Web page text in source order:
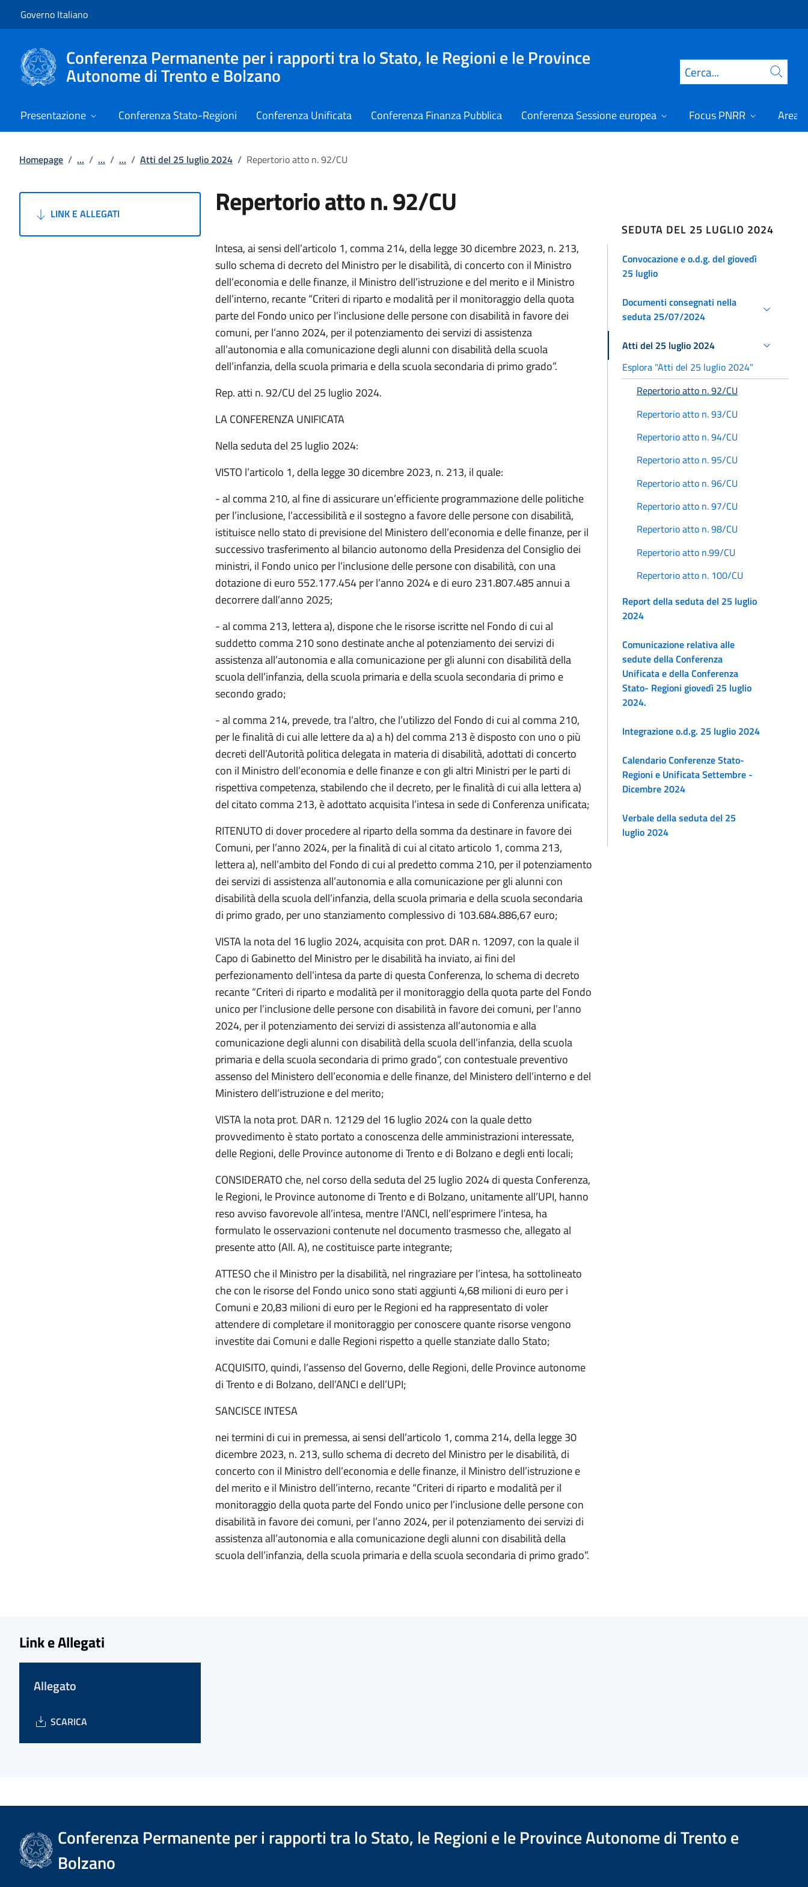
Governo Italiano
Conferenza Permanente per i rapporti tra lo Stato, le Regioni e le Province
Autonome di Trento e Bolzano Cerca
Presentazione Conferenza Stato-Regioni Conferenza Unificata Conferenza Finanza Pubblica Conferenza Sessione europea Focus PNRR Area
Homepage / ... / ... / ... / Atti del 25 luglio 2024 / Repertorio atto n. 92/CU
LINK E ALLEGATI Repertorio atto n. 92/CU
Intesa, ai sensi dell’articolo 1, comma 214, della legge 30 dicembre 2023, n. 213,
sullo schema di decreto del Ministro per le disabilità, di concerto con il Ministro
dell’economia e delle finanze, il Ministro dell’istruzione e del merito e il Ministro
dell’interno, recante “Criteri di riparto e modalità per il monitoraggio della quota
parte del Fondo unico per l’inclusione delle persone con disabilità in favore dei
comuni, per l’anno 2024, per il potenziamento dei servizi di assistenza
all’autonomia e alla comunicazione degli alunni con disabilità della scuola
dell’infanzia, della scuola primaria e della scuola secondaria di primo grado”.
Rep. atti n. 92/CU del 25 luglio 2024.
LA CONFERENZA UNIFICATA
Nella seduta del 25 luglio 2024:
VISTO l’articolo 1, della legge 30 dicembre 2023, n. 213, il quale:
- al comma 210, al fine di assicurare un’efficiente programmazione delle politiche
per l’inclusione, l’accessibilità e il sostegno a favore delle persone con disabilità,
istituisce nello stato di previsione del Ministero dell’economia e delle finanze, per il
successivo trasferimento al bilancio autonomo della Presidenza del Consiglio dei
ministri, il Fondo unico per l’inclusione delle persone con disabilità, con una
dotazione di euro 552.177.454 per l’anno 2024 e di euro 231.807.485 annui a
decorrere dall’anno 2025;
- al comma 213, lettera a), dispone che le risorse iscritte nel Fondo di cui al
suddetto comma 210 sono destinate anche al potenziamento dei servizi di
assistenza all’autonomia e alla comunicazione per gli alunni con disabilità della
scuola dell’infanzia, della scuola primaria e della scuola secondaria di primo e
secondo grado;
- al comma 214, prevede, tra l’altro, che l’utilizzo del Fondo di cui al comma 210,
per le finalità di cui alle lettere da a) a h) del comma 213 è disposto con uno o più
decreti dell’Autorità politica delegata in materia di disabilità, adottati di concerto
con il Ministro dell’economia e delle finanze e con gli altri Ministri per le parti di
rispettiva competenza, stabilendo che il decreto, per le finalità di cui alla lettera a)
del citato comma 213, è adottato acquisita l’intesa in sede di Conferenza unificata;
RITENUTO di dover procedere al riparto della somma da destinare in favore dei
Comuni, per l’anno 2024, per la finalità di cui al citato articolo 1, comma 213,
lettera a), nell’ambito del Fondo di cui al predetto comma 210, per il potenziamento
dei servizi di assistenza all’autonomia e alla comunicazione per gli alunni con
disabilità della scuola dell’infanzia, della scuola primaria e della scuola secondaria
di primo grado, per uno stanziamento complessivo di 103.684.886,67 euro;
VISTA la nota del 16 luglio 2024, acquisita con prot. DAR n. 12097, con la quale il
Capo di Gabinetto del Ministro per le disabilità ha inviato, ai fini del
perfezionamento dell’intesa da parte di questa Conferenza, lo schema di decreto
recante “Criteri di riparto e modalità per il monitoraggio della quota parte del Fondo
unico per l’inclusione delle persone con disabilità in favore dei comuni, per l’anno
2024, per il potenziamento dei servizi di assistenza all’autonomia e alla
comunicazione degli alunni con disabilità della scuola dell’infanzia, della scuola
primaria e della scuola secondaria di primo grado”, con contestuale preventivo
assenso del Ministero dell’economia e delle finanze, del Ministero dell’interno e del
Ministero dell’istruzione e del merito;
VISTA la nota prot. DAR n. 12129 del 16 luglio 2024 con la quale detto
provvedimento è stato portato a conoscenza delle amministrazioni interessate,
delle Regioni, delle Province autonome di Trento e di Bolzano e degli enti locali;
CONSIDERATO che, nel corso della seduta del 25 luglio 2024 di questa Conferenza,
le Regioni, le Province autonome di Trento e di Bolzano, unitamente all’UPI, hanno
reso avviso favorevole all’intesa, mentre l’ANCI, nell’esprimere l’intesa, ha
formulato le osservazioni contenute nel documento trasmesso che, allegato al
presente atto (All. A), ne costituisce parte integrante;
ATTESO che il Ministro per la disabilità, nel ringraziare per l’intesa, ha sottolineato
che con le risorse del Fondo unico sono stati aggiunti 4,68 milioni di euro per i
Comuni e 20,83 milioni di euro per le Regioni ed ha rappresentato di voler
attendere di completare il monitoraggio per conoscere quante risorse vengono
investite dai Comuni e dalle Regioni rispetto a quelle stanziate dallo Stato;
ACQUISITO, quindi, l’assenso del Governo, delle Regioni, delle Province autonome
di Trento e di Bolzano, dell’ANCI e dell’UPI;
SANCISCE INTESA
nei termini di cui in premessa, ai sensi dell’articolo 1, comma 214, della legge 30
dicembre 2023, n. 213, sullo schema di decreto del Ministro per le disabilità, di
concerto con il Ministro dell’economia e delle finanze, il Ministro dell’istruzione e
del merito e il Ministro dell’interno, recante “Criteri di riparto e modalità per il
monitoraggio della quota parte del Fondo unico per l’inclusione delle persone con
disabilità in favore dei comuni, per l’anno 2024, per il potenziamento dei servizi di
assistenza all’autonomia e alla comunicazione degli alunni con disabilità della
scuola dell’infanzia, della scuola primaria e della scuola secondaria di primo grado”.
SEDUTA DEL 25 LUGLIO 2024
Convocazione e o.d.g. del giovedì
25 luglio
Documenti consegnati nella
seduta 25/07/2024
Atti del 25 luglio 2024
Esplora "Atti del 25 luglio 2024"
Repertorio atto n. 92/CU
Repertorio atto n. 93/CU
Repertorio atto n. 94/CU
Repertorio atto n. 95/CU
Repertorio atto n. 96/CU
Repertorio atto n. 97/CU
Repertorio atto n. 98/CU
Repertorio atto n.99/CU
Repertorio atto n. 100/CU
Report della seduta del 25 luglio
2024
Comunicazione relativa alle
sedute della Conferenza
Unificata e della Conferenza
Stato- Regioni giovedì 25 luglio
2024.
Integrazione o.d.g. 25 luglio 2024
Calendario Conferenze Stato-
Regioni e Unificata Settembre -
Dicembre 2024
Verbale della seduta del 25
luglio 2024
Link e Allegati
Allegato
SCARICA
Conferenza Permanente per i rapporti tra lo Stato, le Regioni e le Province Autonome di Trento e
Bolzano